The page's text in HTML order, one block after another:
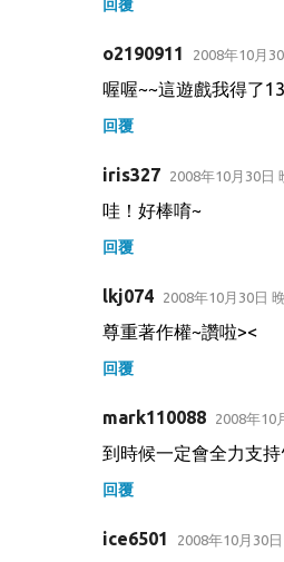
回覆
o2190911 2008年10月
喔喔~~這遊戲我得了
回覆
iris327 2008年10月30日
哇！好棒唷~
回覆
lkj074 2008年10月30日
尊重著作權~讚啦><
回覆
mark110088 2008年10
到時候一定會全力支
回覆
ice6501 2008年10月30